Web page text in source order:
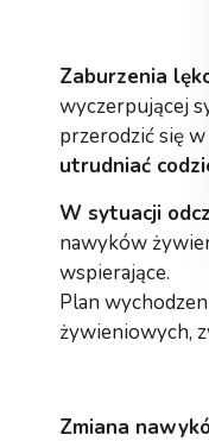
Zaburzenia
wyczerpującej
przerodzić się
utrudniać
W sytuacji
nawyków
wspierające.
Plan
żywieniowych,
Zmiana